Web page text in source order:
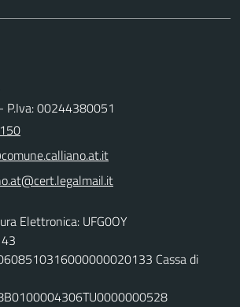
P.Iva: 00244380051
Elettronica: UFG0OY
Cassa di